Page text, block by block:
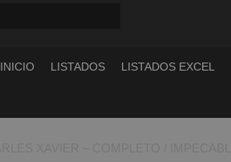
INICIO LISTADOS LISTADOS EXCEL